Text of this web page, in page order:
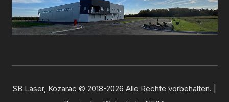
SB Laser, Kozarac © 2018-2026 Alle Rechte vorbehalten. |